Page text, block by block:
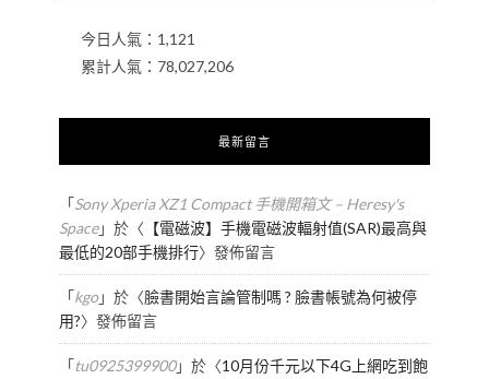
今日人氣： 1,121
累計人氣： 78,027,206
最新留言
「Sony Xperia XZ1 Compact 手機開箱文 – Heresy's
Space」於〈 【電磁波】手機電磁波輻射值(SAR)最高與
最低的20部手機排行〉發佈留言
「kgo」於〈臉書開始言論管制嗎 ? 臉書帳號為何被停
用?〉發佈留言
「tu0925399900」於〈10月份千元以下4G上網吃到飽